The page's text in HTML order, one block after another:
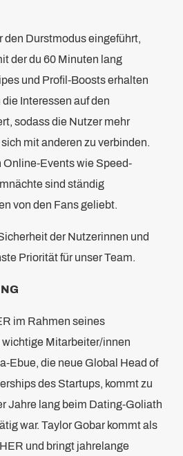
den Durstmodus eingeführt,
der du 60 Minuten lang
und Profil-Boosts erhalten
Interessen auf den
sodass die Nutzer mehr
mit anderen zu verbinden.
Events wie Speed-
sind ständig
von den Fans geliebt.
der Nutzerinnen und
Priorität für unser Team.
im Rahmen seines
Mitarbeiter/innen
Ebue, die neue Global Head of
des Startups, kommt zu
Jahre lang beim Dating-Goliath
war. Taylor Gobar kommt als
und bringt jahrelange